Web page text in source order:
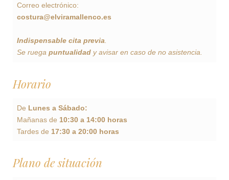
Correo electrónico:
costura@elviramallenco.es
Indispensable cita previa
Se ruega puntualidady avisar en caso de no asistencia.
Horario
De Lunes a Sábado:
Mañanas de 10:30 a 14:00 horas
Tardes de 17:30 a 20:00 horas
Plano de situación